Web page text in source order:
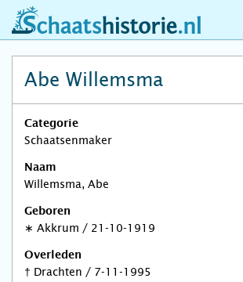
schaatshistorie.nl
Abe Willemsma
Categorie
Schaatsenmaker
Naam
Willemsma, Abe
Geboren
∗ Akkrum / 21-10-1919
Overleden
† Drachten / 7-11-1995